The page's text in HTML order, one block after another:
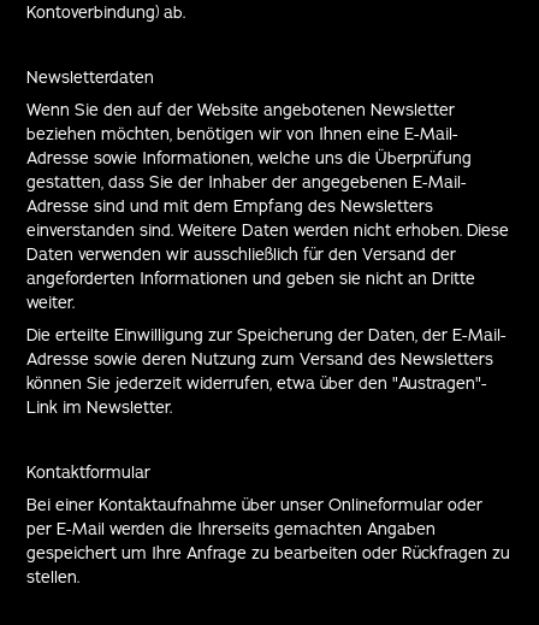
Kontoverbindung) ab.
Newsletterdaten
Wenn Sie den auf der Website angebotenen Newsletter
beziehen möchten, benötigen wir von Ihnen eine E-Mail-
Adresse sowie Informationen, welche uns die Überprüfung
gestatten, dass Sie der Inhaber der angegebenen E-Mail-
Adresse sind und mit dem Empfang des Newsletters
einverstanden sind. Weitere Daten werden nicht erhoben. Diese
Daten verwenden wir ausschließlich für den Versand der
angeforderten Informationen und geben sie nicht an Dritte
weiter.
Die erteilte Einwilligung zur Speicherung der Daten, der E-Mail-
Adresse sowie deren Nutzung zum Versand des Newsletters
können Sie jederzeit widerrufen, etwa über den "Austragen"-
Link im Newsletter.
Kontaktformular
Bei einer Kontaktaufnahme über unser Onlineformular oder
per E-Mail werden die Ihrerseits gemachten Angaben
gespeichert um Ihre Anfrage zu bearbeiten oder Rückfragen zu
stellen.